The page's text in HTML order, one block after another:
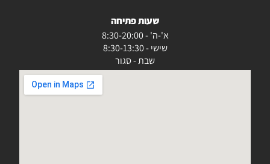
שעות פתיחה
א'-ה' - 8:30-20:00
שישי - 8:30-13:30
שבת - סגור